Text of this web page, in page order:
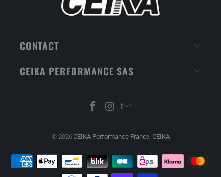
CONTACT
CEIKA PERFORMANCE SAS
© 2026 CEIKA Performance France. CEIKA